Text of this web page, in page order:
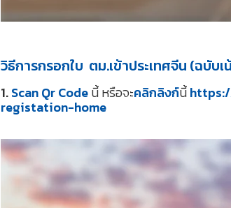
วิธีการกรอกใบ ตม.เข้าประเทศจีน (ฉบับ
1.Scan Qr Codeนี้ หรือจะคลิกลิงก์นี้
registation-home